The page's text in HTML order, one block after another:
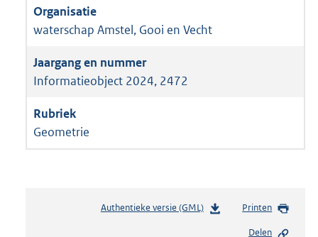
waterschap Amstel, Gooi en Vecht
Informatieobject 2024, 2472
Geometrie
Authentieke versie (GML)b
Printen
Delen